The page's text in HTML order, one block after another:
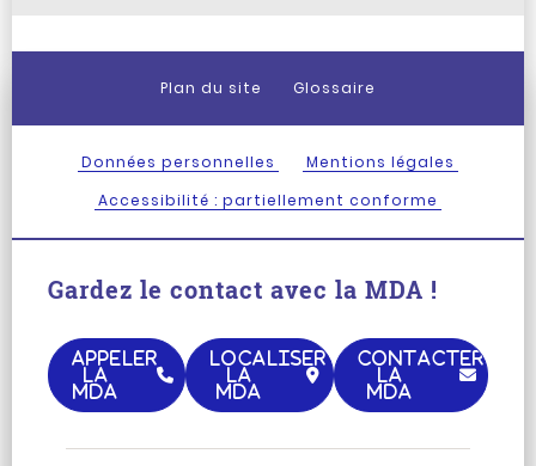
Plan du site Glossaire
Données personnelles
Mentions légales
Accessibilité : partiellement conforme
Gardez le contact avec la MDA !
APPELER
LA
MDA
LOCALISER
LA
MDA
CONTACTER
LA
MDA